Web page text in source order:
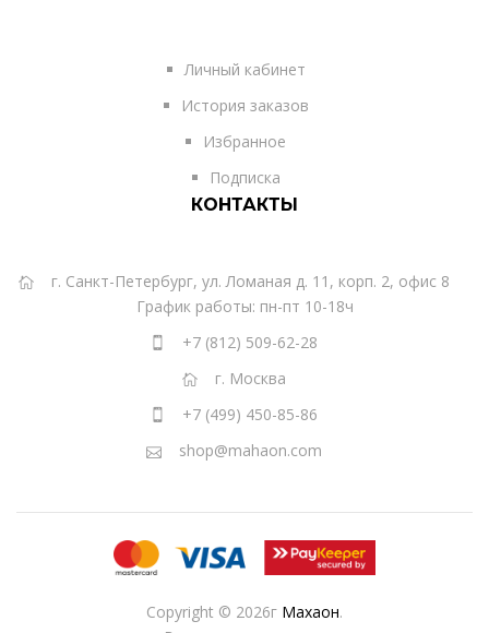
Личный кабинет
История заказов
Избранное
Подписка
КОНТАКТЫ
г. Санкт-Петербург, ул. Ломаная д. 11, корп. 2, офис 8
График работы: пн-пт 10-18ч
+7 (812) 509-62-28
г. Москва
+7 (499) 450-85-86
shop@mahaon.com
Copyright © 2026г Махаон.